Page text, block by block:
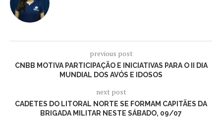
previous post
CNBB MOTIVA PARTICIPAÇÃO E INICIATIVAS PARA O II DIA
MUNDIAL DOS AVÓS E IDOSOS
next post
CADETES DO LITORAL NORTE SE FORMAM CAPITÃES DA
BRIGADA MILITAR NESTE SÁBADO, 09/07